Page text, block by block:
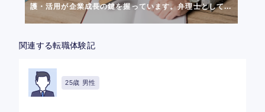
護・活用が企業成長の鍵を握っています。弁理士として...
関連する転職体験記
25歳 男性